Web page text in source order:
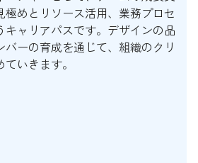
極めとリソース活用、業務プロセ
キャリアパスです。デザインの品
ーの育成を通じて、組織のクリ
いきます。